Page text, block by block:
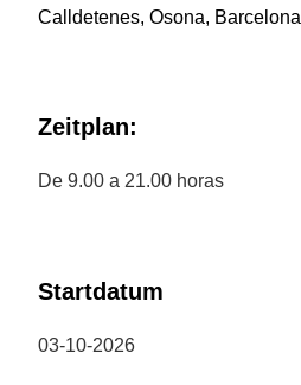
Calldetenes, Osona, Barcelona
Zeitplan:
De 9.00 a 21.00 horas
Startdatum
03-10-2026